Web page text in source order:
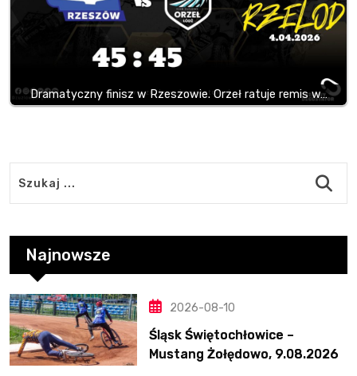
Dramatyczny finisz w Rzeszowie. Orzeł ratuje remis w…
Najnowsze
2026-08-10
Śląsk Świętochłowice –
Mustang Żołędowo, 9.08.2026